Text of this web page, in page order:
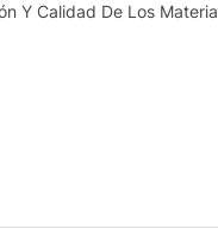
Y Calidad De Los